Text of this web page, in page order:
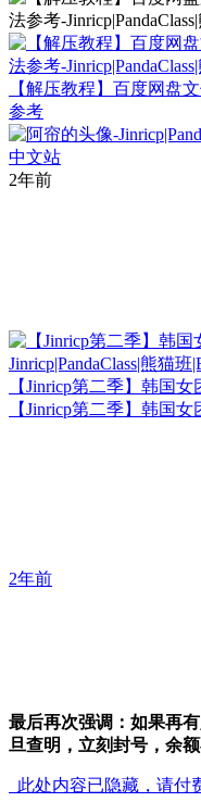
【解压教程】百度网盘
参考
2年前
最后再次强调：如果再
旦查明，立刻封号，余额
此处内容已隐藏，请付
【Jinricp第二季】韩国
【Jinricp第二季】韩国
2年前